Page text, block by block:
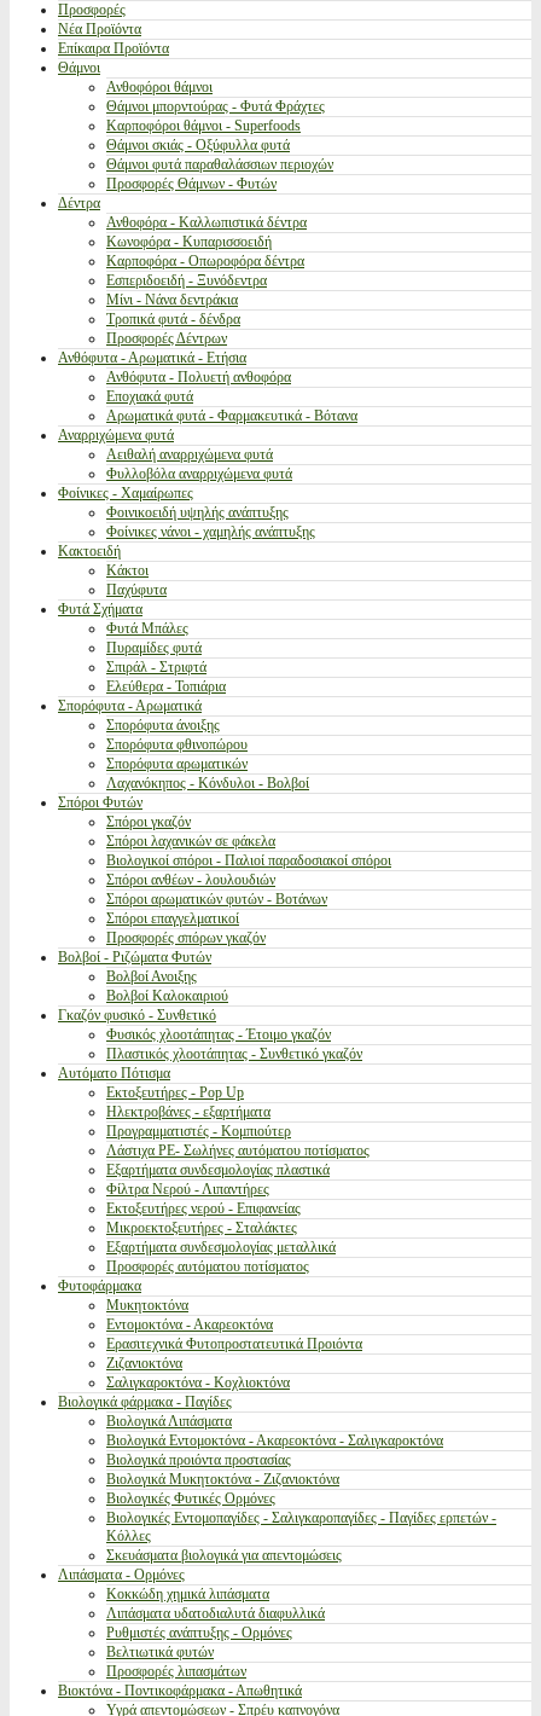
Προσφορές
Νέα Προϊόντα
Επίκαιρα Προϊόντα
Θάμνοι
Ανθοφόροι θάμνοι
Θάμνοι μπορντούρας - Φυτά Φράχτες
Καρποφόροι θάμνοι - Superfoods
Θάμνοι σκιάς - Οξύφυλλα φυτά
Θάμνοι φυτά παραθαλάσσιων περιοχών
Προσφορές Θάμνων - Φυτών
Δέντρα
Ανθοφόρα - Καλλωπιστικά δέντρα
Κωνοφόρα - Κυπαρισσοειδή
Καρποφόρα - Οπωροφόρα δέντρα
Εσπεριδοειδή - Ξυνόδεντρα
Μίνι - Νάνα δεντράκια
Τροπικά φυτά - δένδρα
Προσφορές Δέντρων
Ανθόφυτα - Αρωματικά - Ετήσια
Ανθόφυτα - Πολυετή ανθοφόρα
Εποχιακά φυτά
Αρωματικά φυτά - Φαρμακευτικά - Βότανα
Αναρριχώμενα φυτά
Αειθαλή αναρριχώμενα φυτά
Φυλλοβόλα αναρριχώμενα φυτά
Φοίνικες - Χαμαίρωπες
Φοινικοειδή υψηλής ανάπτυξης
Φοίνικες νάνοι - χαμηλής ανάπτυξης
Κακτοειδή
Κάκτοι
Παχύφυτα
Φυτά Σχήματα
Φυτά Μπάλες
Πυραμίδες φυτά
Σπιράλ - Στριφτά
Ελεύθερα - Τοπιάρια
Σπορόφυτα - Αρωματικά
Σπορόφυτα άνοιξης
Σπορόφυτα φθινοπώρου
Σπορόφυτα αρωματικών
Λαχανόκηπος - Κόνδυλοι - Βολβοί
Σπόροι Φυτών
Σπόροι γκαζόν
Σπόροι λαχανικών σε φάκελα
Βιολογικοί σπόροι - Παλιοί παραδοσιακοί σπόροι
Σπόροι ανθέων - λουλουδιών
Σπόροι αρωματικών φυτών - Βοτάνων
Σπόροι επαγγελματικοί
Προσφορές σπόρων γκαζόν
Βολβοί - Ριζώματα Φυτών
Βολβοί Ανοιξης
Βολβοί Καλοκαιριού
Γκαζόν φυσικό - Συνθετικό
Φυσικός χλοοτάπητας - Έτοιμο γκαζόν
Πλαστικός χλοοτάπητας - Συνθετικό γκαζόν
Αυτόματο Πότισμα
Εκτοξευτήρες - Pop Up
Ηλεκτροβάνες - εξαρτήματα
Προγραμματιστές - Κομπιούτερ
Λάστιχα PE- Σωλήνες αυτόματου ποτίσματος
Εξαρτήματα συνδεσμολογίας πλαστικά
Φίλτρα Νερού - Λιπαντήρες
Εκτοξευτήρες νερού - Επιφανείας
Μικροεκτοξευτήρες - Σταλάκτες
Εξαρτήματα συνδεσμολογίας μεταλλικά
Προσφορές αυτόματου ποτίσματος
Φυτοφάρμακα
Μυκητοκτόνα
Εντομοκτόνα - Ακαρεοκτόνα
Ερασιτεχνικά Φυτοπροστατευτικά Προιόντα
Ζιζανιοκτόνα
Σαλιγκαροκτόνα - Κοχλιοκτόνα
Βιολογικά φάρμακα - Παγίδες
Βιολογικά Λιπάσματα
Βιολογικά Εντομοκτόνα - Ακαρεοκτόνα - Σαλιγκαροκτόνα
Βιολογικά προιόντα προστασίας
Βιολογικά Μυκητοκτόνα - Ζιζανιοκτόνα
Βιολογικές Φυτικές Ορμόνες
Βιολογικές Εντομοπαγίδες - Σαλιγκαροπαγίδες - Παγίδες ερπετών -
Κόλλες
Σκευάσματα βιολογικά για απεντομώσεις
Λιπάσματα - Ορμόνες
Κοκκώδη χημικά λιπάσματα
Λιπάσματα υδατοδιαλυτά διαφυλλικά
Ρυθμιστές ανάπτυξης - Ορμόνες
Βελτιωτικά φυτών
Προσφορές λιπασμάτων
Βιοκτόνα - Ποντικοφάρμακα - Απωθητικά
Υγρά απεντομώσεων - Σπρέυ καπνογόνα